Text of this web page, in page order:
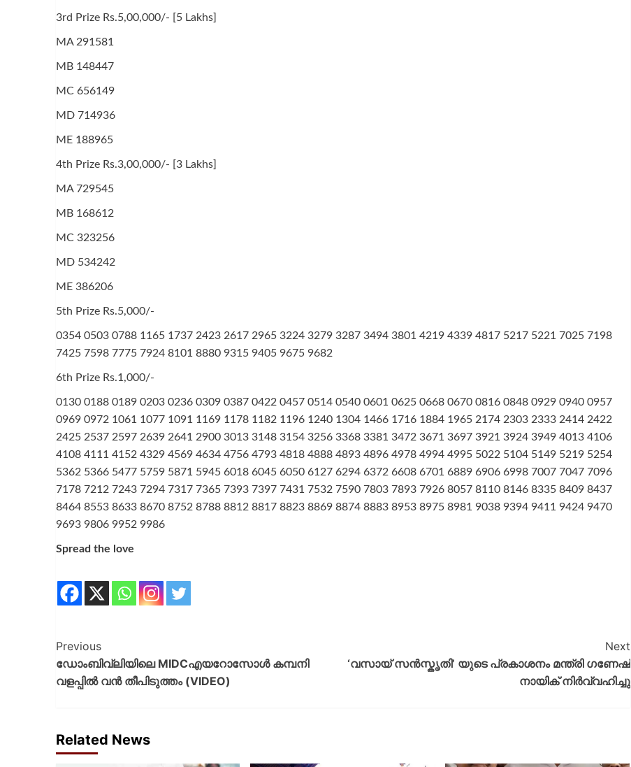
3rd Prize Rs.5,00,000/- [5 Lakhs]
MA 291581
MB 148447
MC 656149
MD 714936
ME 188965
4th Prize Rs.3,00,000/- [3 Lakhs]
MA 729545
MB 168612
MC 323256
MD 534242
ME 386206
5th Prize Rs.5,000/-
0354 0503 0788 1165 1737 2423 2617 2965 3224 3279 3287 3494 3801 4219 4339 4817 5217 5221 7025 7198
7425 7598 7775 7924 8101 8880 9315 9405 9675 9682
6th Prize Rs.1,000/-
0130 0188 0189 0203 0236 0309 0387 0422 0457 0514 0540 0601 0625 0668 0670 0816 0848 0929 0940 0957
0969 0972 1061 1077 1091 1169 1178 1182 1196 1240 1304 1466 1716 1884 1965 2174 2303 2333 2414 2422
2425 2537 2597 2639 2641 2900 3013 3148 3154 3256 3368 3381 3472 3671 3697 3921 3924 3949 4013 4106
4108 4111 4152 4329 4569 4634 4756 4793 4818 4888 4893 4896 4978 4994 4995 5022 5104 5149 5219 5254
5362 5366 5477 5759 5871 5945 6018 6045 6050 6127 6294 6372 6608 6701 6889 6906 6998 7007 7047 7096
7178 7212 7243 7294 7317 7365 7393 7397 7431 7532 7590 7803 7893 7926 8057 8110 8146 8335 8409 8437
8464 8553 8633 8670 8752 8788 8812 8817 8823 8869 8874 8883 8953 8975 8981 9038 9394 9411 9424 9470
9693 9806 9952 9986
Spread the love
Previous
ഡോംബിവ്‌ലിയിലെ MIDCഎയറോസോൾ കമ്പനി
വളപ്പിൽ വൻ തീപിടുത്തം (VIDEO)
Next
‘വസായ് സൻസ്കൃതി’ യുടെ പ്രകാശനം മന്ത്രി ഗണേഷ്
നായിക് നിർവ്വഹിച്ചു
Related News